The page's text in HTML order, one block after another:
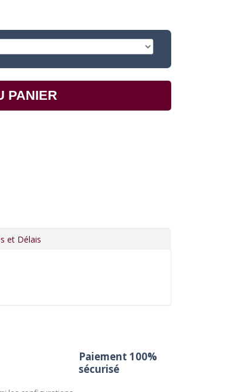
PANIER
et Délais
Paiement 100%
sécurisé